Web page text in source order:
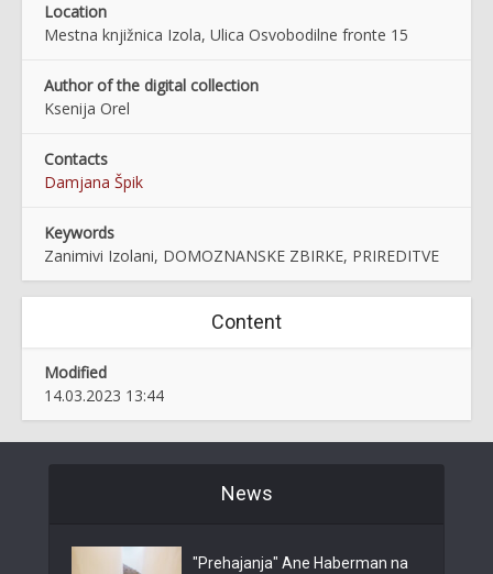
Location
Mestna knjižnica Izola, Ulica Osvobodilne fronte 15
Author of the digital collection
Ksenija Orel
Contacts
Damjana Špik
Keywords
Zanimivi Izolani, DOMOZNANSKE ZBIRKE, PRIREDITVE
Content
Modified
14.03.2023 13:44
News
"Prehajanja" Ane Haberman na